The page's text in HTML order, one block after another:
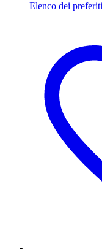
Elenco dei preferiti